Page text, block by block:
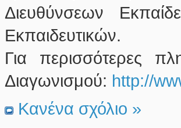
Διευθύνσεων
Εκπαιδευτικών.
Για περισσότερες
Διαγωνισμού: http://
Κανένα σχόλιο »